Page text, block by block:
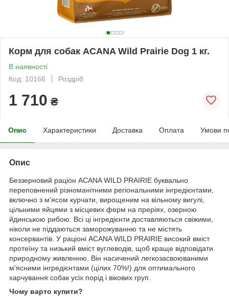
Корм для собак ACANA Wild Prairie Dog 1 кг.
В наявності
Код: 10166
Роздріб
1 710 ₴
Опис Характеристики Доставка Оплата Умови
Опис
Беззерновий раціон ACANA WILD PRAIRIE буквально
переповнений різноманітними регіональними інгредієнтами,
включно з м'ясом курчати, вирощеним на вільному вигулі,
цільними яйцями з місцевих ферм на преріях, озерною
йдинською рибою. Всі ці інгредієнти доставляються свіжими,
ніколи не піддаються заморожуванню та не містять
консервантів. У раціоні ACANA WILD PRAIRIE високий вміст
протеїну та низький вміст вуглеводів, щоб краще відповідати
природному живленню. Він насичений легкозасвоюваними
м'ясними інгредієнтами (цілих 70%!) для оптимального
харчування собак усіх порід і вікових груп.
Чому варто купити?